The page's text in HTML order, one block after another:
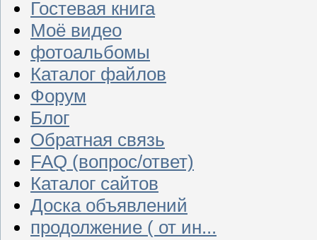
Гостевая книга
Моё видео
фотоальбомы
Каталог файлов
Форум
Блог
Обратная связь
FAQ (вопрос/ответ)
Каталог сайтов
Доска объявлений
продолжение ( от ин...